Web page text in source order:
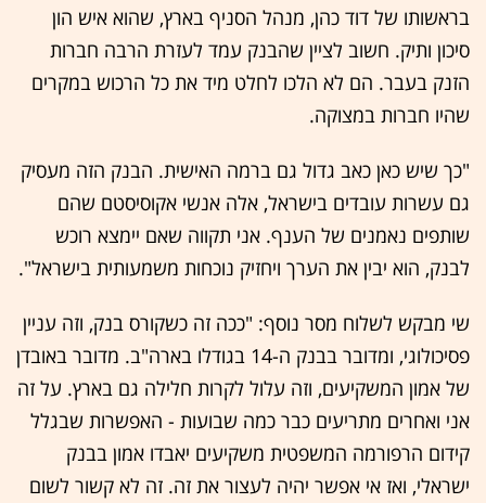
בראשותו של דוד כהן, מנהל הסניף בארץ, שהוא איש הון
סיכון ותיק. חשוב לציין שהבנק עמד לעזרת הרבה חברות
הזנק בעבר. הם לא הלכו לחלט מיד את כל הרכוש במקרים
שהיו חברות במצוקה.
"כך שיש כאן כאב גדול גם ברמה האישית. הבנק הזה מעסיק
גם עשרות עובדים בישראל, אלה אנשי אקוסיסטם שהם
שותפים נאמנים של הענף. אני תקווה שאם יימצא רוכש
לבנק, הוא יבין את הערך ויחזיק נוכחות משמעותית בישראל".
שי מבקש לשלוח מסר נוסף: "ככה זה כשקורס בנק, וזה עניין
פסיכולוגי, ומדובר בבנק ה-14 בגודלו בארה"ב. מדובר באובדן
של אמון המשקיעים, וזה עלול לקרות חלילה גם בארץ. על זה
אני ואחרים מתריעים כבר כמה שבועות - האפשרות שבגלל
קידום הרפורמה המשפטית משקיעים יאבדו אמון בבנק
ישראלי, ואז אי אפשר יהיה לעצור את זה. זה לא קשור לשום